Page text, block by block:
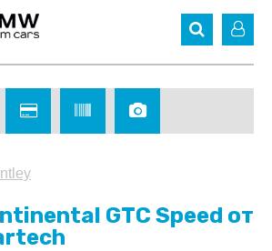
GTC Speed от